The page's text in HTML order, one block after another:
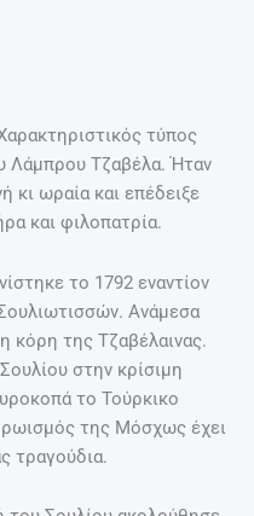
τύπος
Λάμπρου Τζαβέλα. Ήταν
κι ωραία και επέδειξε
και φιλοπατρία.
το 1792 εναντίον
Ανάμεσα
κόρη της Τζαβέλαινας.
στην κρίσιμη
το Τούρκικο
της Μόσχως έχει
τραγούδια.